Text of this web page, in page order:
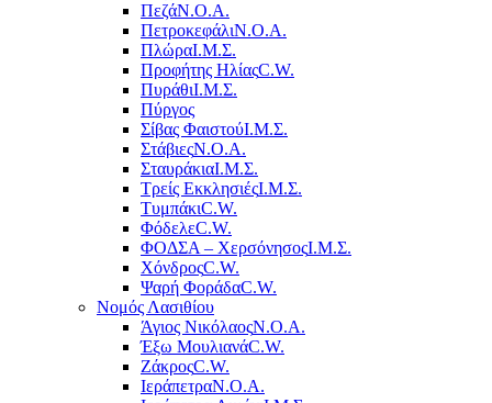
ΠεζάΝ.Ο.Α.
ΠετροκεφάλιΝ.Ο.Α.
ΠλώραΙ.Μ.Σ.
Προφήτης ΗλίαςC.W.
ΠυράθιΙ.Μ.Σ.
Πύργος
Σίβας ΦαιστούΙ.Μ.Σ.
ΣτάβιεςΝ.Ο.Α.
ΣταυράκιαΙ.Μ.Σ.
Τρείς ΕκκλησιέςΙ.Μ.Σ.
ΤυμπάκιC.W.
ΦόδελεC.W.
ΦΟΔΣΑ – ΧερσόνησοςΙ.Μ.Σ.
ΧόνδροςC.W.
Ψαρή ΦοράδαC.W.
Νομός Λασιθίου
Άγιος ΝικόλαοςΝ.Ο.Α.
Έξω ΜουλιανάC.W.
ΖάκροςC.W.
ΙεράπετραΝ.Ο.Α.